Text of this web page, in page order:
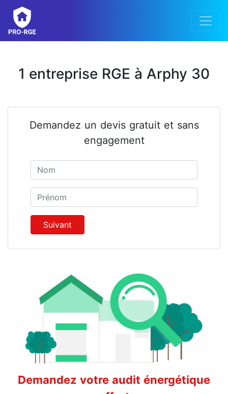
1 entreprise RGE à Arphy 30
Demandez un devis gratuit et sans
engagement
Prénom
Suivant
Demandez votre audit énergétique